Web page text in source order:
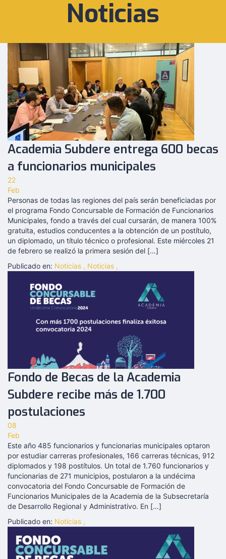
Noticias
Academia Subdere entrega 600 becas
a funcionarios municipales
22
Feb
Personas de todas las regiones del país serán beneficiadas por
el programa Fondo Concursable de Formación de Funcionarios
Municipales, fondo a través del cual cursarán, de manera 100%
gratuita, estudios conducentes a la obtención de un postítulo,
un diplomado, un título técnico o profesional. Este miércoles 21
de febrero se realizó la primera sesión del […]
Publicado en: Noticias , Noticias ,
Fondo de Becas de la Academia
Subdere recibe más de 1.700
postulaciones
08
Feb
Este año 485 funcionarios y funcionarias municipales optaron
por estudiar carreras profesionales, 166 carreras técnicas, 912
diplomados y 198 postítulos. Un total de 1.760 funcionarios y
funcionarias de 271 municipios, postularon a la undécima
convocatoria del Fondo Concursable de Formación de
Funcionarios Municipales de la Academia de la Subsecretaría
de Desarrollo Regional y Administrativo. En […]
Publicado en: Noticias ,